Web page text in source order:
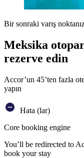
Bir sonraki varış
Meksika
rezerve edin
Accor’un 45’ten fazla
yapın
Hata (lar)
Core booking engine
You’ll be redirected to
book your stay